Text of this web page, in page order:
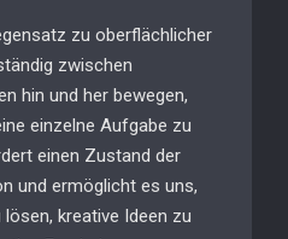
zu oberflächlicher
zwischen
hin und her bewegen,
einzelne Aufgabe zu
einen Zustand der
und ermöglicht es uns,
kreative Ideen zu